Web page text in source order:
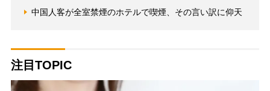
中国人客が全室禁煙のホテルで喫煙、その言い訳に仰天
注目TOPIC